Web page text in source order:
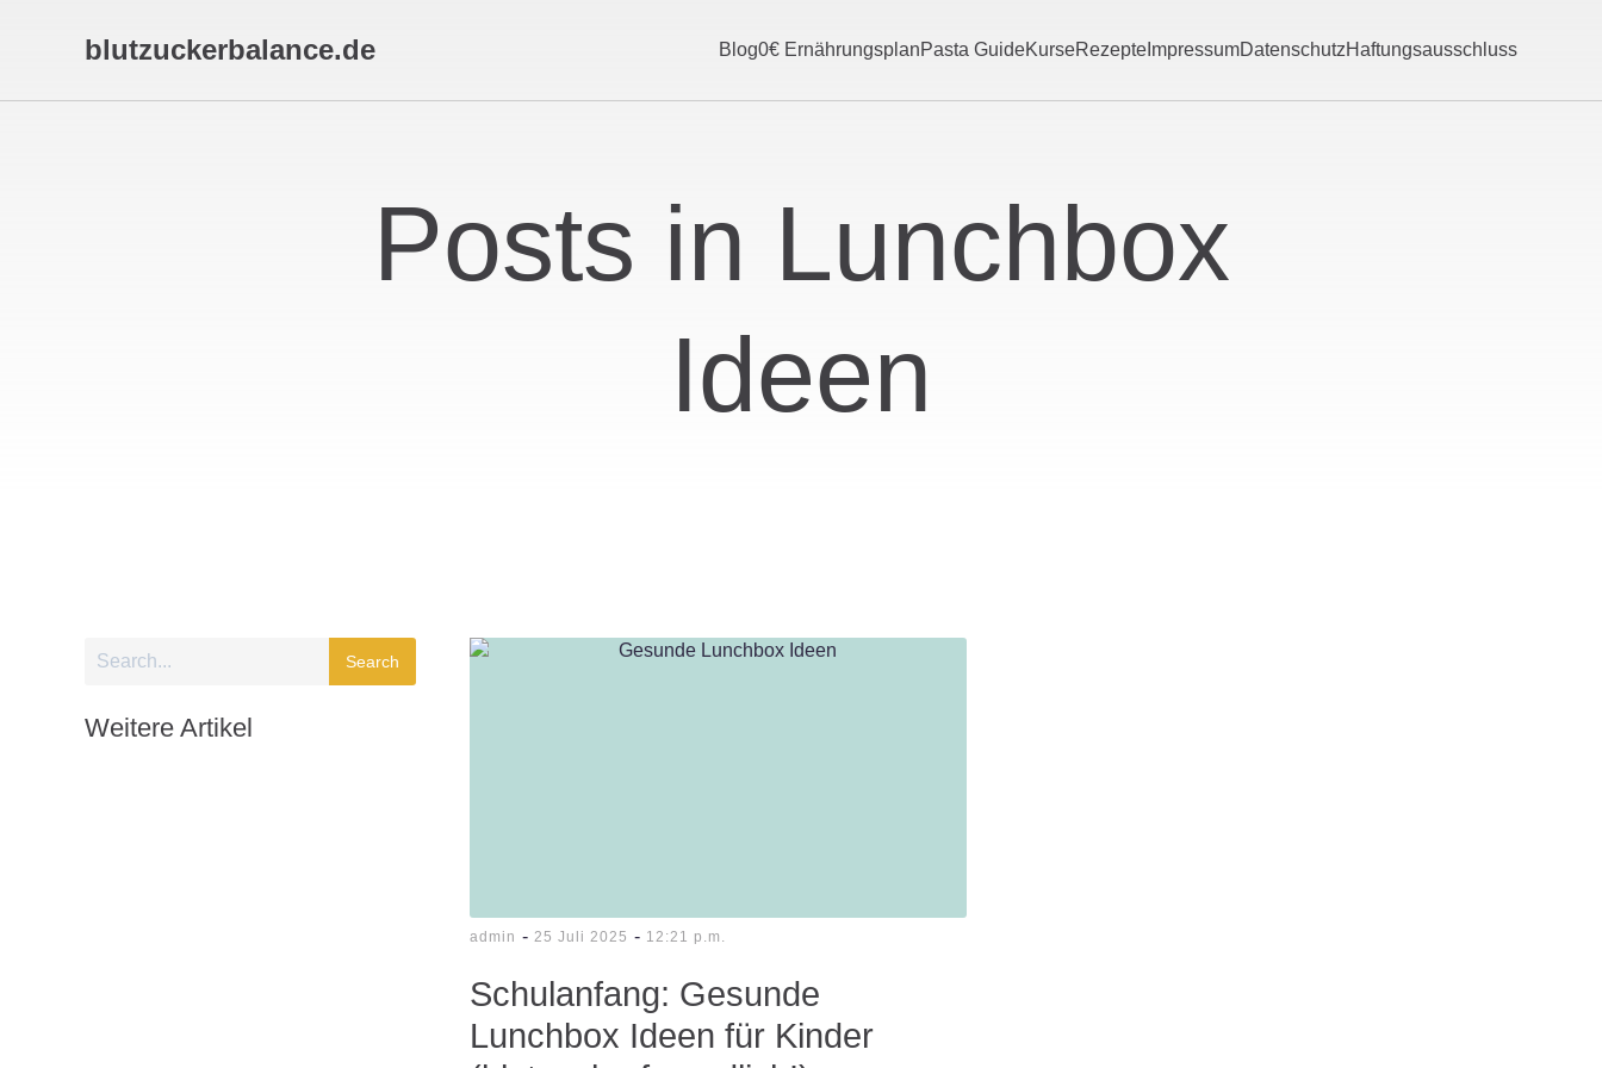
blutzuckerbalance.de Blog0€ ErnährungsplanPasta GuideKurseRezepte ImpressumDatenschutzHaftungsausschluss
Posts in Lunchbox
Ideen
Search
Weitere Artikel
admin - 25 Juli 2025 - 12:21 p.m.
Schulanfang: Gesunde
Lunchbox Ideen für Kinder